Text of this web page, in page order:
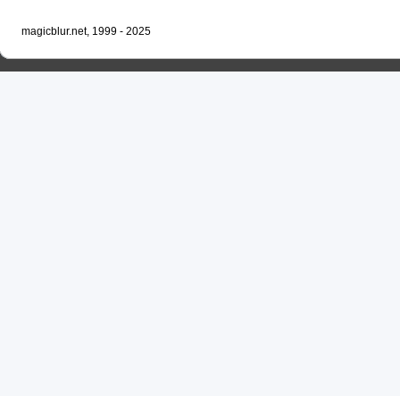
magicblur.net, 1999 - 2025